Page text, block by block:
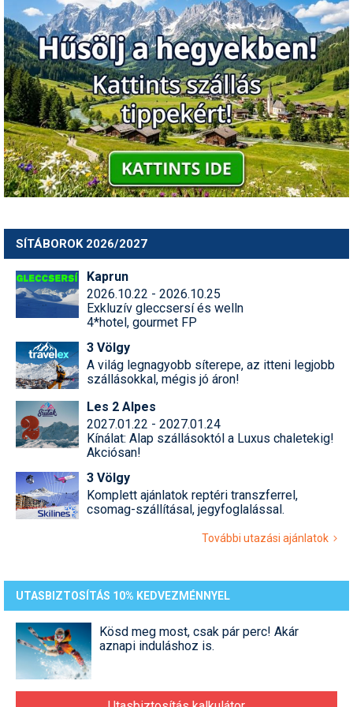
Humor
Hütte
Ingatlan
Interjúk
Játékok
Kerékpár
Könyvajánló
Munkavállalás
Olvasnivaló
Pályázatok
Rajzok
Síbérletárak
Síbörze
Sícipő
Sífutás
Síléc
Símánia
Síoktatás
SÍTÁBOROK 2026/2027
Kaprun
2026.10.22 - 2026.10.25
Exkluzív gleccsersí és welln
4*hotel, gourmet FP
3 Völgy
A világ legnagyobb síterepe, az itteni legjobb
szállásokkal, mégis jó áron!
Les 2 Alpes
2027.01.22 - 2027.01.24
Kínálat: Alap szállásoktól a Luxus chaletekig!
Akciósan!
3 Völgy
Komplett ajánlatok reptéri transzferrel,
csomag-szállításal, jegyfoglalással.
További utazási ajánlatok
UTASBIZTOSÍTÁS 10% KEDVEZMÉNNYEL
Kösd meg most, csak pár perc! Akár
aznapi induláshoz is.